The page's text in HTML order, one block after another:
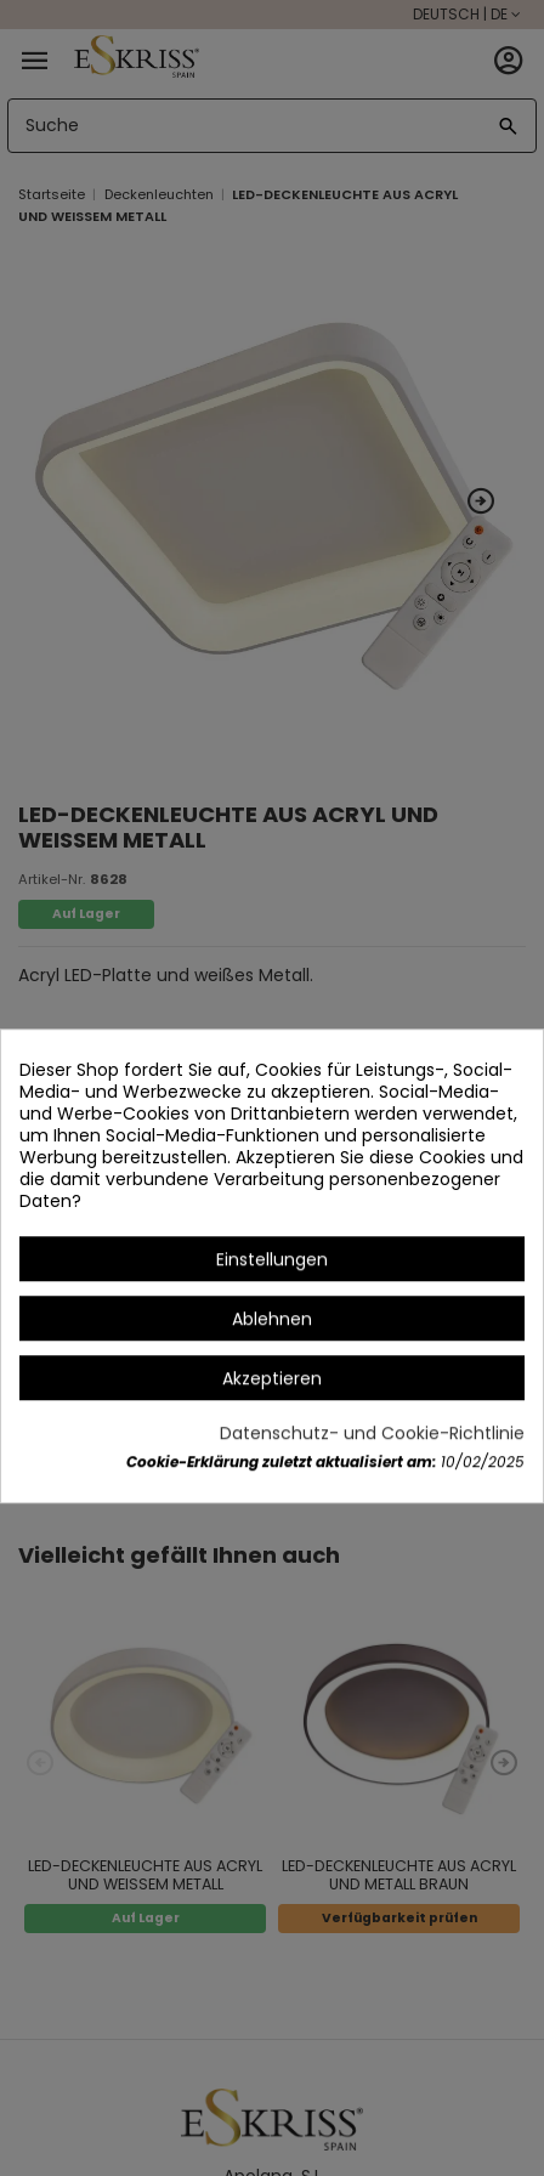
DEUTSCH | DE
Startseite Deckenleuchten
LED-DECKENLEUCHTE AUS ACRYL
UND WEISSEM METALL
LED-DECKENLEUCHTE AUS ACRYL UND
WEISSEM METALL
Artikel-Nr. 8628
Auf Lager
Acryl LED-Platte und weißes Metall.
* Stärke und Farbe verstellbar
Erinnerung bewahrt
# Smart off 30 Sekunden.
Artikeldetails
Vielleicht gefällt Ihnen auch
LED-DECKENLEUCHTE AUS ACRYL
UND WEISSEM METALL
Auf Lager
LED-DECKENLEUCHTE AUS ACRYL
UND METALL BRAUN
Verfügbarkeit prüfen
Dieser Shop fordert Sie auf, Cookies für Leistungs-, Social-
Media- und Werbezwecke zu akzeptieren. Social-Media-
und Werbe-Cookies von Drittanbietern werden verwendet,
um Ihnen Social-Media-Funktionen und personalisierte
Werbung bereitzustellen. Akzeptieren Sie diese Cookies und
die damit verbundene Verarbeitung personenbezogener
Daten?
Einstellungen
Ablehnen
Akzeptieren
Datenschutz- und Cookie-Richtlinie
Cookie-Erklärung zuletzt aktualisiert am: 10/02/2025